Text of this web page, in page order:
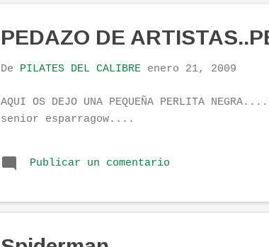
PEDAZO DE
De PILATES DEL CALIBRE enero 21, 2009
AQUI OS DEJO UNA PEQUEÑA PERLITA
senior esparragow....
Publicar un comentario